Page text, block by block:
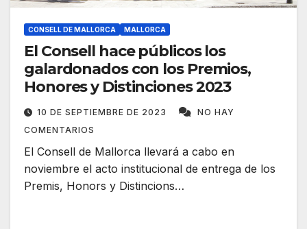
CONSELL DE MALLORCA MALLORCA
El Consell hace públicos los
galardonados con los Premios,
Honores y Distinciones 2023
10 DE SEPTIEMBRE DE 2023
NO HAY
COMENTARIOS
El Consell de Mallorca llevará a cabo en
noviembre el acto institucional de entrega de los
Premis, Honors y Distincions…